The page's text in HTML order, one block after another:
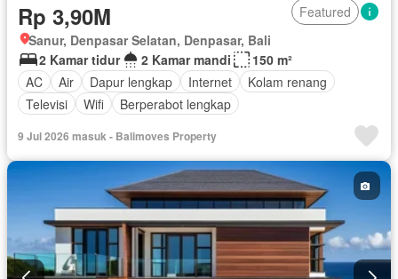
Rp 3,90M
Featured
Sanur, Denpasar Selatan, Denpasar, Bali
2 Kamar tidur
2 Kamar mandi
150 m²
AC
Air Dapur lengkap Internet
Kolam renang
Televisi
Wifi Berperabot lengkap
9 Jul 2026 masuk - Balimoves Property